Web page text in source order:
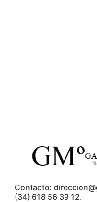
Contacto:
(34) 618 56 39 12.